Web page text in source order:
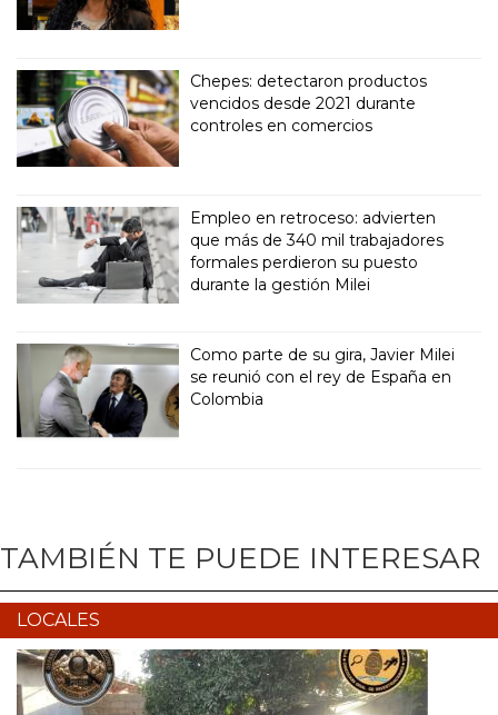
Chepes: detectaron productos
vencidos desde 2021 durante
controles en comercios
Empleo en retroceso: advierten
que más de 340 mil trabajadores
formales perdieron su puesto
durante la gestión Milei
Como parte de su gira, Javier Milei
se reunió con el rey de España en
Colombia
TAMBIÉN TE PUEDE INTERESAR
LOCALES